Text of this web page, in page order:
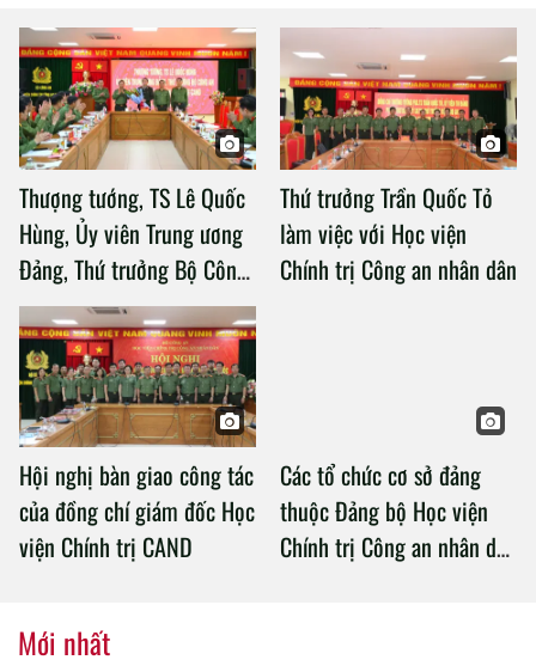
Thượng tướng, TS Lê Quốc
Hùng, Ủy viên Trung ương
Đảng, Thứ trưởng Bộ Công
an làm việc với Học viện
Chính trị Công an nhân dân
Thứ trưởng Trần Quốc Tỏ
làm việc với Học viện
Chính trị Công an nhân dân
Hội nghị bàn giao công tác
của đồng chí giám đốc Học
viện Chính trị CAND
Các tổ chức cơ sở đảng
thuộc Đảng bộ Học viện
Chính trị Công an nhân dân
Mới nhất